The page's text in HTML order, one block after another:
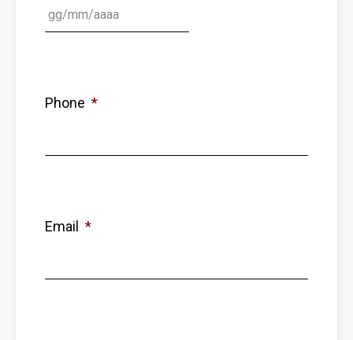
Phone *
Email *